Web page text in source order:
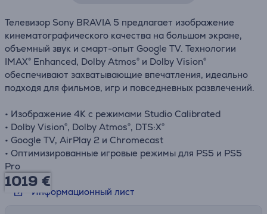
Телевизор Sony BRAVIA 5 предлагает изображение
кинематографического качества на большом экране,
объемный звук и смарт-опыт Google TV. Технологии
IMAX® Enhanced, Dolby Atmos® и Dolby Vision®
обеспечивают захватывающие впечатления, идеально
подходя для фильмов, игр и повседневных развлечений.
• Изображение 4K с режимами Studio Calibrated
• Dolby Vision®, Dolby Atmos®, DTS:X®
• Google TV, AirPlay 2 и Chromecast
• Оптимизированные игровые режимы для PS5 и PS5
Pro
1019 €
Информационный лист